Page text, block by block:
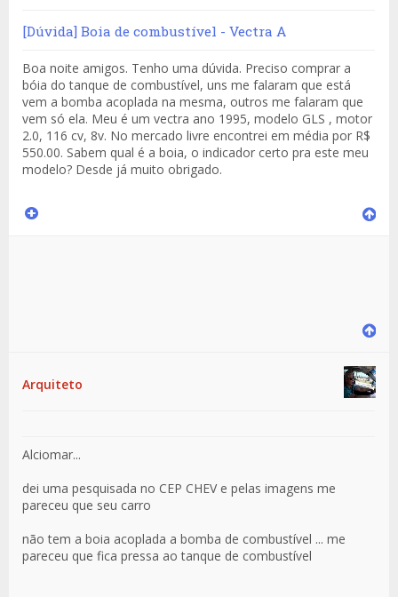
[Dúvida] Boia de combustível - Vectra A
Boa noite amigos. Tenho uma dúvida. Preciso comprar a
bóia do tanque de combustível, uns me falaram que está
vem a bomba acoplada na mesma, outros me falaram que
vem só ela. Meu é um vectra ano 1995, modelo GLS , motor
2.0, 116 cv, 8v. No mercado livre encontrei em média por R$
550.00. Sabem qual é a boia, o indicador certo pra este meu
modelo? Desde já muito obrigado.
Arquiteto
Alciomar...
dei uma pesquisada no CEP CHEV e pelas imagens me
pareceu que seu carro
não tem a boia acoplada a bomba de combustível ... me
pareceu que fica pressa ao tanque de combustível